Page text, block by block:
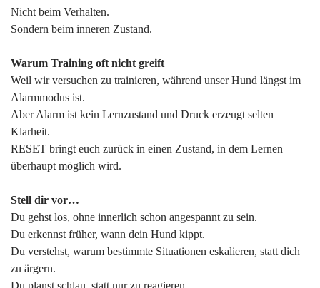
Nicht beim Verhalten.
Sondern beim inneren Zustand.
Warum Training oft nicht greift
Weil wir versuchen zu trainieren, während unser Hund längst im
Alarmmodus ist.
Aber Alarm ist kein Lernzustand und Druck erzeugt selten
Klarheit.
RESET bringt euch zurück in einen Zustand, in dem Lernen
überhaupt möglich wird.
Stell dir vor…
Du gehst los, ohne innerlich schon angespannt zu sein.
Du erkennst früher, wann dein Hund kippt.
Du verstehst, warum bestimmte Situationen eskalieren, statt dich
zu ärgern.
Du planst schlau, statt nur zu reagieren.